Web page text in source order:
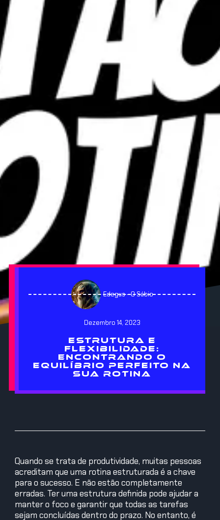
Edegus - O Sábio
Dezembro 14, 2023
ESTRUTURA E
FLEXIBILIDADE:
ENCONTRANDO O
EQUILÍBRIO PERFEITO NA
SUA ROTINA
Quando se trata de produtividade, muitas pessoas
acreditam que uma rotina estruturada é a chave
para o sucesso. E não estão completamente
erradas. Ter uma estrutura definida pode ajudar a
manter o foco e garantir que todas as tarefas
sejam concluídas dentro do prazo. No entanto, é